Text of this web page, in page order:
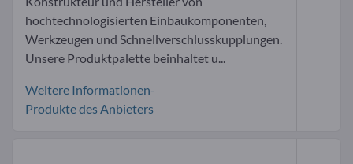
hochtechnologisierten Einbaukomponenten,
Werkzeugen und Schnellverschlusskupplungen.
Unsere Produktpalette beinhaltet u...
Weitere Informationen-
Produkte des Anbieters